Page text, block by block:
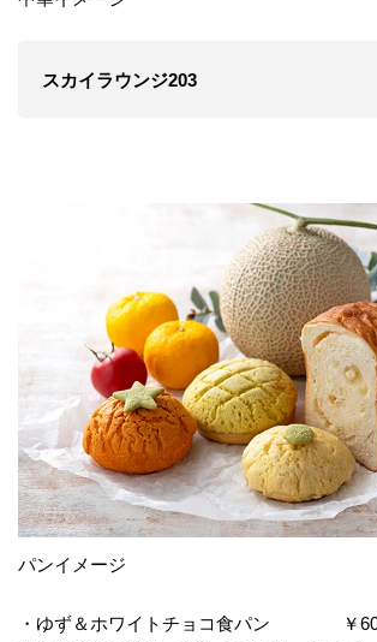
スカイラウンジ203
パンイメージ
・ゆず＆ホワイトチョコ食パン ￥